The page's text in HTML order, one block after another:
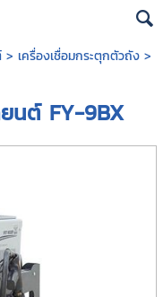
> เครื่องเชื่อมกระตุกตัวถัง>
นต์ FY-9BX